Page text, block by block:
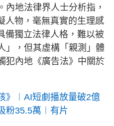
內地法律界人士分析指，
人物，毫無真實的生理感
備獨立法律人格，難以被
」，但其虛構「親測」體
犯內地《廣告法》中關於
》︱AI短劇播放量破2億
粉35.5萬︱有片